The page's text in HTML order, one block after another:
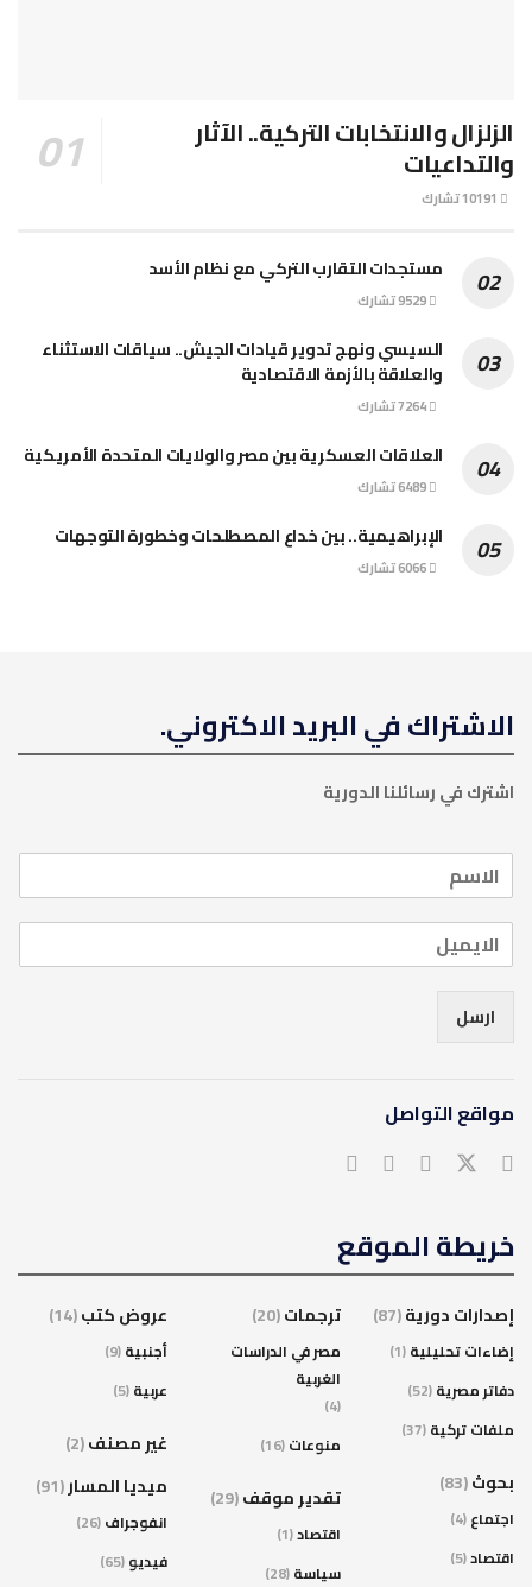
الزلزال والانتخابات التركية.. الآثار
والتداعيات
مستجدات التقارب التركي مع نظام الأسد
السيسي ونهج تدوير قيادات الجيش.. سياقات الاستثناء
والعلاقة بالأزمة الاقتصادية
العلاقات العسكرية بين مصر والولايات المتحدة الأمريكية
الإبراهيمية.. بين خداع المصطلحات وخطورة التوجهات
الاشتراك في البريد الاكتروني.
اشترك في رسائلنا الدورية
ارسل
مواقع التواصل
خريطة الموقع
إصدارات دورية(87)
إضاءات تحليلية(1)
دفاتر مصرية(52)
ملفات تركية(37)
بحوث(83)
اجتماع(4)
اقتصاد(5)
ترجمات(20)
مصر في الدراسات
الغربية
(4)
منوعات(16)
تقدير موقف(29)
اقتصاد(1)
سياسة(28)
عروض كتب(14)
أجنبية(9)
عربية(5)
غير مصنف(2)
ميديا المسار(91)
انفوجراف(26)
فيديو(65)